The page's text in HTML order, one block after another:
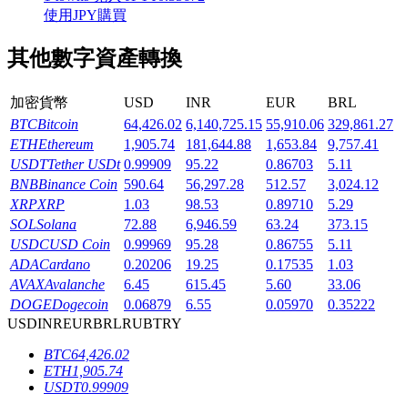
使您的資產穩定增值
機槍池
一鍵質押鎖定高收益
使用JPY購買
其他數字資產轉換
加密貨幣 USD INR EUR BRL
BTCBitcoin 64,426.02 6,140,725.15 55,910.06 329,861.27
ETHEthereum 1,905.74 181,644.88 1,653.84 9,757.41
USDTTether USDt 0.99909 95.22 0.86703 5.11
BNBBinance Coin 590.64 56,297.28 512.57 3,024.12
XRPXRP 1.03 98.53 0.89710 5.29
SOLSolana 72.88 6,946.59 63.24 373.15
USDCUSD Coin 0.99969 95.28 0.86755 5.11
ADACardano 0.20206 19.25 0.17535 1.03
AVAXAvalanche 6.45 615.45 5.60 33.06
DOGEDogecoin 0.06879 6.55 0.05970 0.35222
USDINREURBRLRUBTRY
BTC64,426.02
ETH1,905.74
USDT0.99909